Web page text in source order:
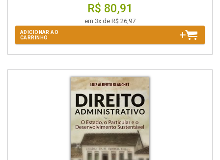
R$ 80,91
em 3x de R$ 26,97
ADICIONAR AO
CARRINHO